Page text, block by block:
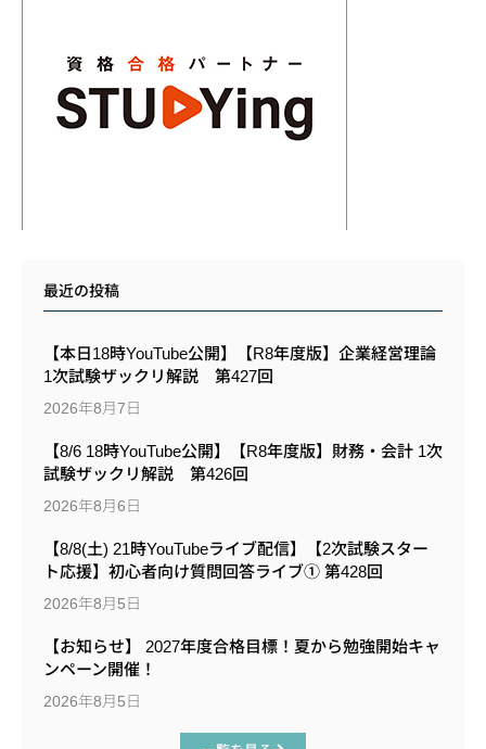
最近の投稿
【本日18時YouTube公開】【R8年度版】企業経営理論
1次試験ザックリ解説 第427回
2026年8月7日
【8/6 18時YouTube公開】【R8年度版】財務・会計 1次
試験ザックリ解説 第426回
2026年8月6日
【8/8(土) 21時YouTubeライブ配信】【2次試験スター
ト応援】初心者向け質問回答ライブ① 第428回
2026年8月5日
【お知らせ】 2027年度合格目標！夏から勉強開始キャ
ンペーン開催！
2026年8月5日